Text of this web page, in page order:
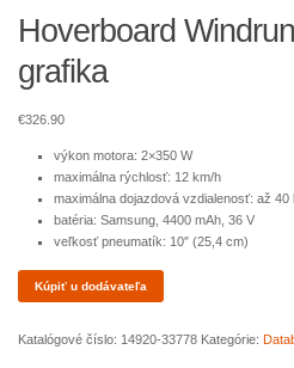
Hoverboard
grafika
€326.90
výkon motora: 2×350 W
maximálna rýchlosť: 12 km/h
maximálna dojazdová vzdialenosť: až
batéria: Samsung, 4400 mAh, 36 V
veľkosť pneumatík: 10″ (25,4 cm)
Kúpiť u dodávateľa
Katalógové číslo: 14920-33778 Kategórie: